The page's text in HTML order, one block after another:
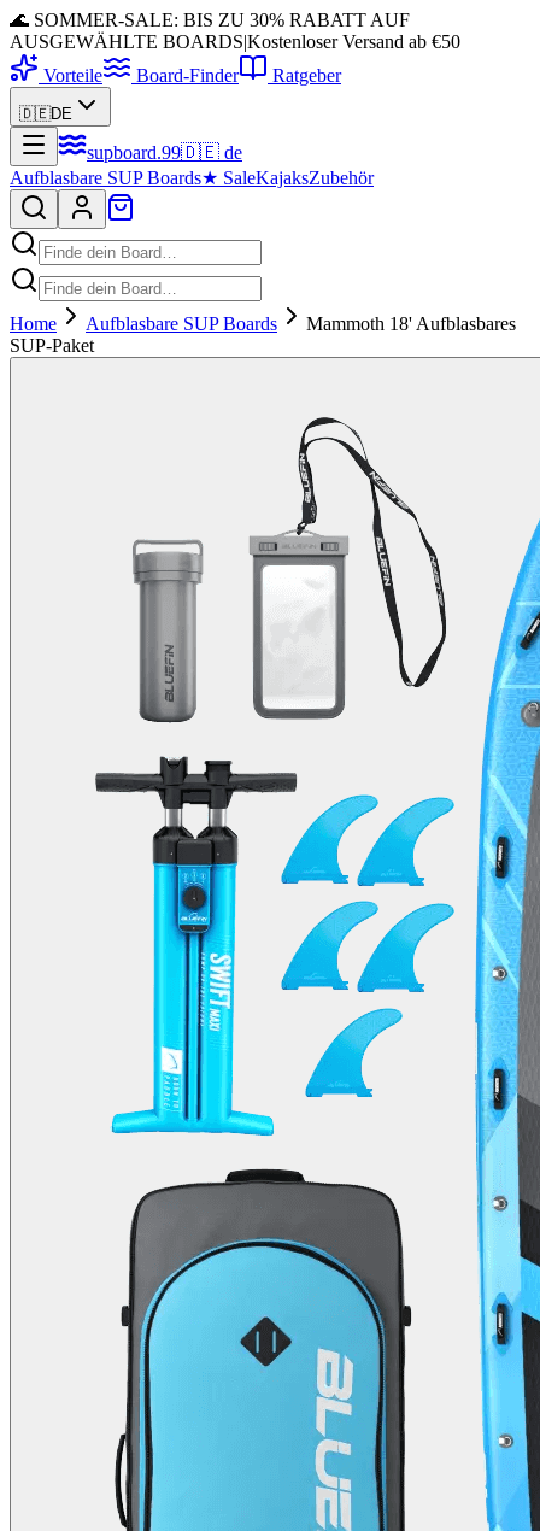
🌊 SOMMER-SALE: BIS ZU 30% RABATT AUF
AUSGEWÄHLTE BOARDS|Kostenloser Versand ab €50
Vorteile
Board-Finder Ratgeber
🇩🇪DE
supboard.99🇩🇪 de
Aufblasbare SUP Boards★ SaleKajaksZubehör
Home Aufblasbare SUP Boards
Mammoth 18' Aufblasbares
SUP-Paket